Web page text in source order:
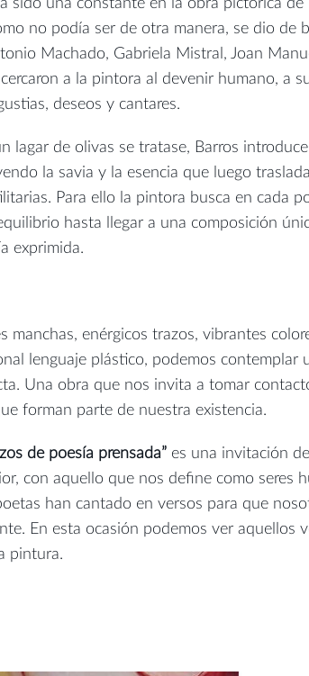
no podía ser de otra manera, se dio de
Machado, Gabriela Mistral, Joan
a la pintora al devenir humano, a
deseos y cantares.
lagar de olivas se tratase, Barros
la savia y la esencia que luego
Para ello la pintora busca en cada
hasta llegar a una composición
exprimida.
manchas, enérgicos trazos, vibrantes
lenguaje plástico, podemos contemplar
Una obra que nos invita a tomar
forman parte de nuestra existencia.
de poesía prensada” es una invitación
con aquello que nos define como seres
han cantado en versos para que
En esta ocasión podemos ver aquellos
pintura.